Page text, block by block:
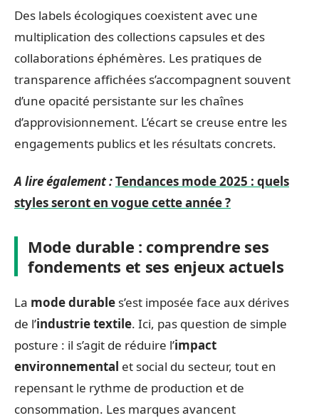
Des labels écologiques coexistent avec une
multiplication des collections capsules et des
collaborations éphémères. Les pratiques de
transparence affichées s’accompagnent souvent
d’une opacité persistante sur les chaînes
d’approvisionnement. L’écart se creuse entre les
engagements publics et les résultats concrets.
A lire également :Tendances mode 2025 : quels
styles seront en vogue cette année ?
Mode durable : comprendre ses
fondements et ses enjeux actuels
La mode durable s’est imposée face aux dérives
de l’industrie textile. Ici, pas question de simple
posture : il s’agit de réduire l’impact
environnemental et social du secteur, tout en
repensant le rythme de production et de
consommation. Les marques avancent